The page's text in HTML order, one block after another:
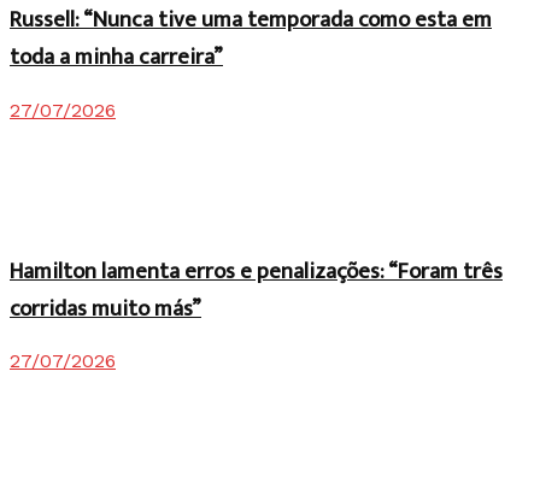
Russell: “Nunca tive uma temporada como esta em
toda a minha carreira”
27/07/2026
Hamilton lamenta erros e penalizações: “Foram três
corridas muito más”
27/07/2026